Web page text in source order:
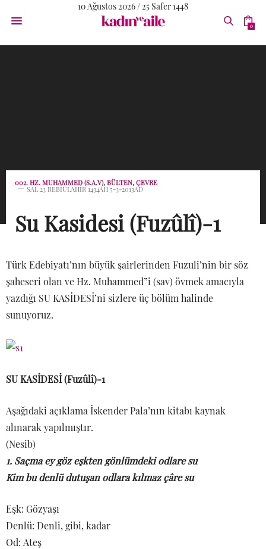
10 Ağustos 2026 / 25 Safer 1448
0
002. HZ. MUHAMMED (S.A.V), BÜLTEN, ÇEVRE
SAL 23 REBIÜLAHIR 1434AH 5-3-2013AD
Su Kasidesi (Fuzûlî)-1
Türk Edebiyatı’nın büyük şairlerinden Fuzuli’nin bir söz
şaheseri olan ve Hz. Muhammed”i (sav) övmek amacıyla
yazdığı SU KASİDESİ’ni sizlere üç bölüm halinde
sunuyoruz.
SU KASİDESİ (Fuzûlî)-1
Aşağıdaki açıklama İskender Pala’nın kitabı kaynak
alınarak yapılmıştır.
(Nesib)
1. Saçma ey göz eşkten gönlümdeki odlare su
Kim bu denlü dutuşan odlara kılmaz çâre su
Eşk: Gözyaşı
Denlü: Denli, gibi, kadar
Od: Ateş